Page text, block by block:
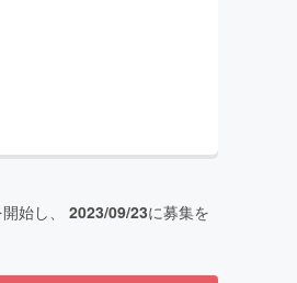
始し、 2023/09/23に募集を